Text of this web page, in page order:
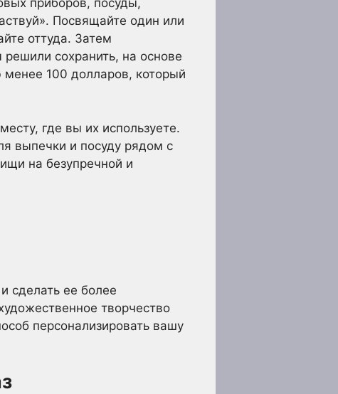
приборов, посуды,
Посвящайте один или
оттуда. Затем
сохранить, на основе
менее 100 долларов, который
где вы их используете.
выпечки и посуду рядом с
на безупречной и
сделать ее более
творчество
персонализировать вашу